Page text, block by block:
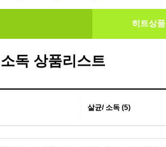
히트상품
소독 상품리스트
살균/ 소독 (5)